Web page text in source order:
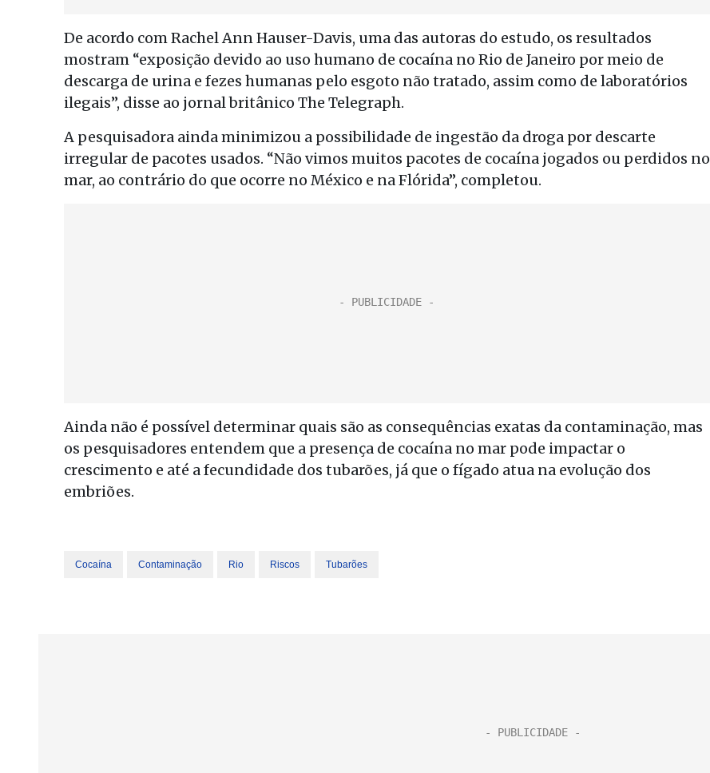
De acordo com Rachel Ann Hauser-Davis, uma das autoras do estudo, os resultados
mostram “exposição devido ao uso humano de cocaína no Rio de Janeiro por meio de
descarga de urina e fezes humanas pelo esgoto não tratado, assim como de laboratórios
ilegais”, disse ao jornal britânico The Telegraph.
A pesquisadora ainda minimizou a possibilidade de ingestão da droga por descarte
irregular de pacotes usados. “Não vimos muitos pacotes de cocaína jogados ou perdidos no
mar, ao contrário do que ocorre no México e na Flórida”, completou.
Ainda não é possível determinar quais são as consequências exatas da contaminação, mas
os pesquisadores entendem que a presença de cocaína no mar pode impactar o
crescimento e até a fecundidade dos tubarões, já que o fígado atua na evolução dos
embriões.
Cocaína Contaminação Rio Riscos Tubarões